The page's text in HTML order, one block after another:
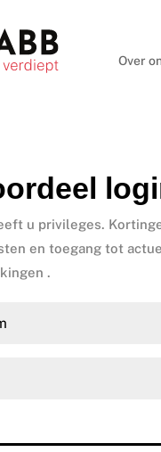
Over
u privileges.
en toegang tot
.